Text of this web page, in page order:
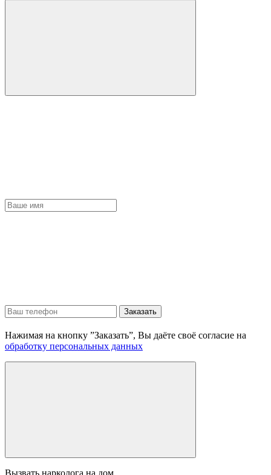
Заказать
Нажимая на кнопку ”Заказать”, Вы даёте своё согласие на
обработку персональных данных